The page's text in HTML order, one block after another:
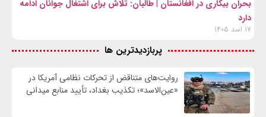
بحران بیکاری در افغانستان | طالبان: تلاش برای اشتغال جوانان ادامه
دارد
۱۷ اسد ۱۴۰۵
پربازدیدترین ها
روایت‌های متناقض از تحرکات نظامی آمریکا در
«عین‌الاسد»؛ تکذیب بغداد، تأیید منابع میدانی